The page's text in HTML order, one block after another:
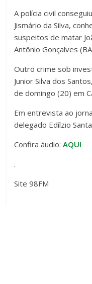
A polícia civil
Jismário da Silva,
suspeitos de matar
Antônio Gonçalves
Outro crime sob
Junior Silva dos
de domingo (20) em
Em entrevista ao
delegado Edílzio
Confira áudio:AQUI
.
Site 98FM